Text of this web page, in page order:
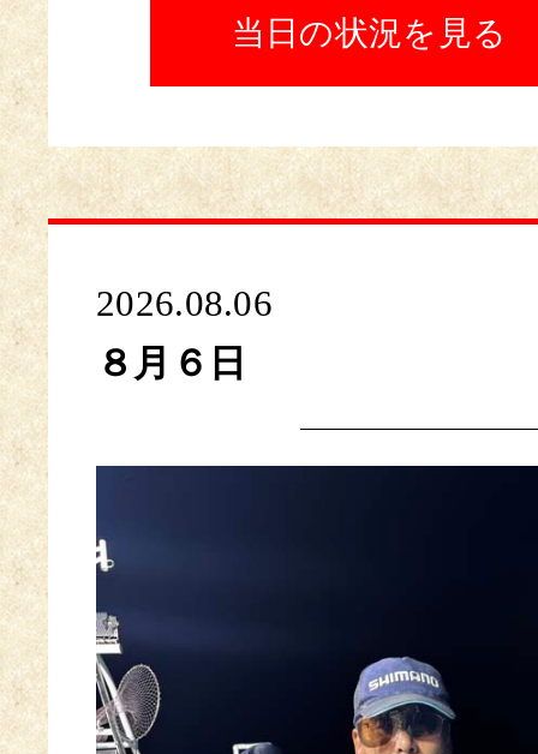
当日の状況を見る
2026.08.06
８月６日